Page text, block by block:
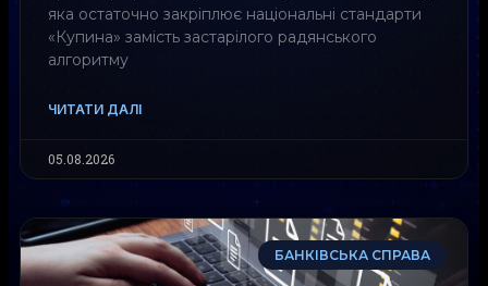
яка остаточно закріплює національні стандарти
«Купина» замість застарілого радянського
алгоритму
ЧИТАТИ ДАЛІ
05.08.2026
БАНКІВСЬКА СПРАВА